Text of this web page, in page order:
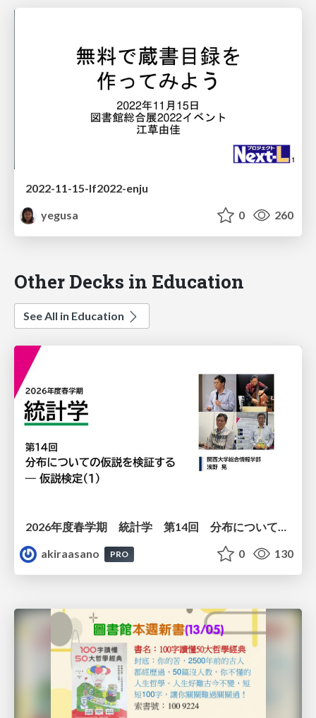
2022-11-15-lf2022-enju
yegusa
0 260
Other Decks in Education
See All in Education
akiraasano
PRO 0 130